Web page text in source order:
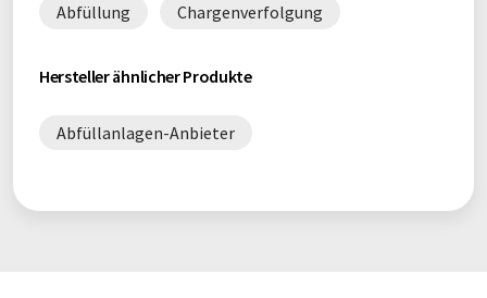
Abfüllung Chargenverfolgung
Hersteller ähnlicher Produkte
Abfüllanlagen-Anbieter